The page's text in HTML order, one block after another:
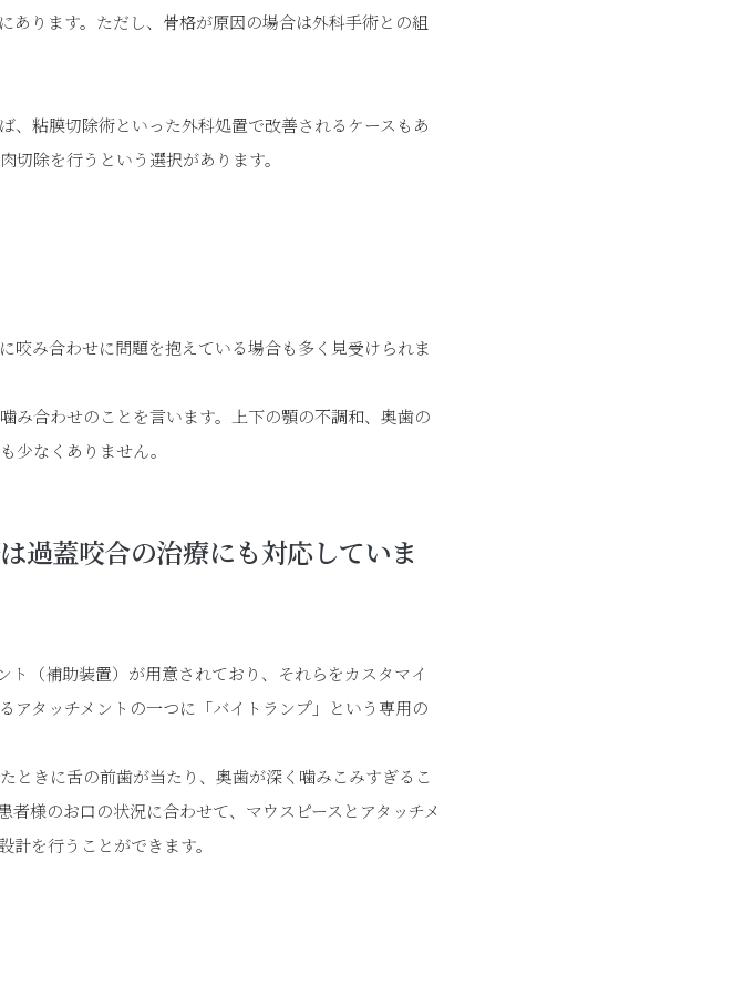
あります。ただし、骨格が原因の場合は外科手術との組
、粘膜切除術といった外科処置で改善されるケースもあ
切除を行うという選択があります。
咬み合わせに問題を抱えている場合も多く見受けられま
み合わせのことを言います。上下の顎の不調和、奥歯の
少なくありません。
過蓋咬合の治療にも対応していま
（補助装置）が用意されており、それらをカスタマイ
アタッチメントの一つに「バイトランプ」という専用の
ときに舌の前歯が当たり、奥歯が深く噛みこみすぎるこ
様のお口の状況に合わせて、マウスピースとアタッチメ
を行うことができます。